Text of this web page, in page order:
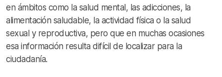
en ámbitos como la salud mental, las adicciones, la
alimentación saludable, la actividad física o la salud
sexual y reproductiva, pero que en muchas ocasiones
esa información resulta difícil de localizar para la
ciudadanía.